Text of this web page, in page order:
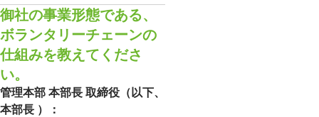
御社の事業形態である、
ボランタリーチェーンの
仕組みを教えてくださ
い。
管理本部 本部長 取締役（以下、
本部長 ）：